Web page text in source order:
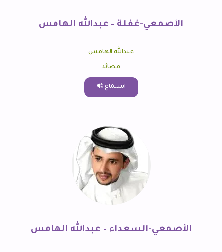
الأصمعي-غفلة – عبدالله الهامس
عبدالله الهامس
قصائد
استماع
الأصمعي-السعداء – عبدالله الهامس